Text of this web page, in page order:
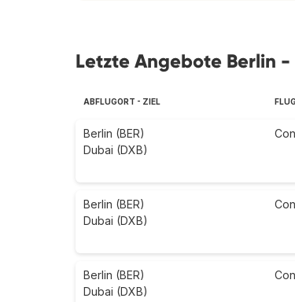
Letzte Angebote Berlin
ABFLUGORT - ZIEL
Berlin (BER)
Dubai (DXB)
Berlin (BER)
Dubai (DXB)
Berlin (BER)
Dubai (DXB)